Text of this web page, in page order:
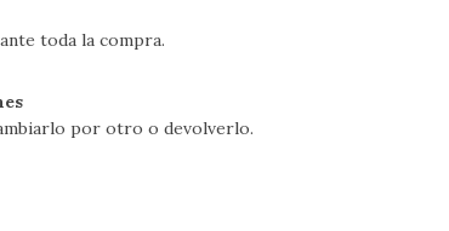
toda la compra.
por otro o devolverlo.